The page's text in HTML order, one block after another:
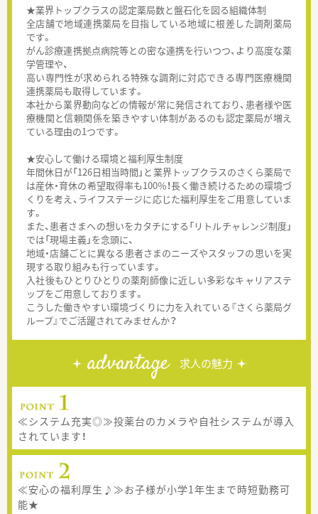
★業界トップクラスの認定薬局数と盤石化を図る組織体制
全店舗で地域連携薬局を目指している地域に根差した調剤薬局
です。
がん診療連携拠点病院等との密な連携を行いつつ、より高度な薬
学管理や、
高い専門性が求められる特殊な調剤に対応できる専門医療機関
連携薬局も取得しています。
本社から業界動向などの情報が常に発信されており、患者様や医
療機関と信頼関係を築きやすい体制があるのも認定薬局が増え
ている理由の1つです。
★安心して働ける環境と福利厚生制度
年間休日が「126日相当時間」と業界トップクラスのさくら薬局で
は産休・育休の希望取得率も100％！長く働き続けるための環境づ
くりを考え、ライフステージに応じた福利厚生をご用意していま
す。
また、患者さまへの想いをカタチにする「リトルチャレンジ制度」
では「現場主義」を念頭に、
地域・店舗ごとに異なる患者さまのニーズやスタッフの思いを実
現する取り組みも行っています。
入社後もひとりひとりの薬剤師像に近しい多彩なキャリアステ
ップをご用意しております。
こうした働きやすい環境づくりに力を入れている『さくら薬局グ
ループ』でご活躍されてみませんか？
advantage 求人の魅力
≪システム充実◎≫投薬台のカメラや自社システムが導入
されています！
≪安心の福利厚生♪≫お子様が小学1年生まで時短勤務可
能★